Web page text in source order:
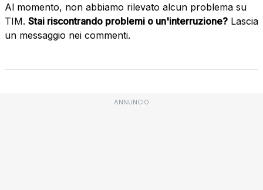
Al momento, non abbiamo rilevato alcun problema su
TIM. Stai riscontrando problemi o un'interruzione? Lascia
un messaggio nei commenti.
ANNUNCIO